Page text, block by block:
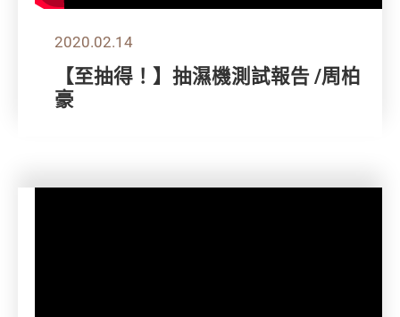
2020.02.14
【至抽得！】抽濕機測試報告 /周柏
豪